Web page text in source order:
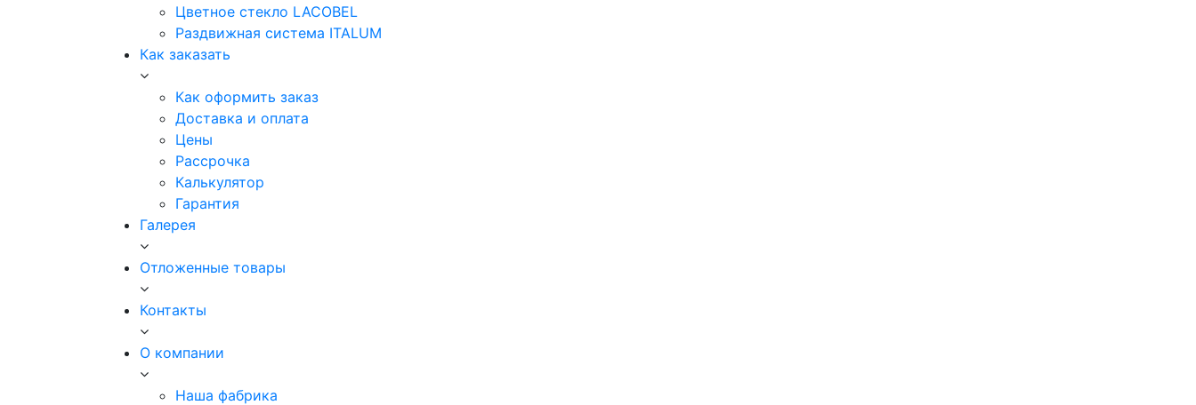
Цветное стекло LACOBEL
Раздвижная система ITALUM
Как заказать
Как оформить заказ
Доставка и оплата
Цены
Рассрочка
Калькулятор
Гарантия
Галерея
Отложенные товары
Контакты
О компании
Наша фабрика